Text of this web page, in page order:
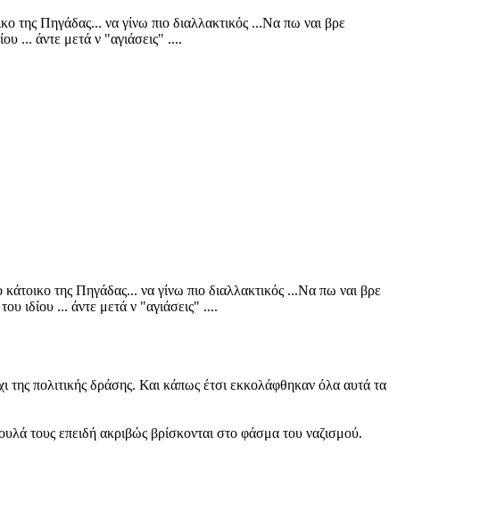
της Πηγάδας... να γίνω πιο διαλλακτικός ...Να πω ναι βρε
... άντε μετά ν "αγιάσεις" ....
της Πηγάδας... να γίνω πιο διαλλακτικός ...Να πω ναι βρε
ιδίου ... άντε μετά ν "αγιάσεις" ....
της πολιτικής δράσης. Και κάπως έτσι εκκολάφθηκαν όλα αυτά τα
τους επειδή ακριβώς βρίσκονται στο φάσμα του ναζισμού.